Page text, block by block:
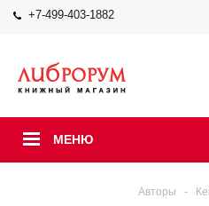
+7-499-403-1882
МЕНЮ
Авторы -